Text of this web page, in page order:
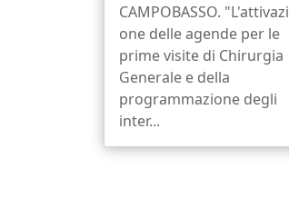
CAMPOBASSO. "L'attivazi
one delle agende per le
prime visite di Chirurgia
Generale e della
programmazione degli
inter...